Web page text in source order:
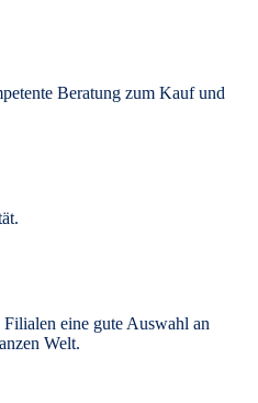
Beratung zum Kauf und
Filialen eine gute Auswahl an
Welt.